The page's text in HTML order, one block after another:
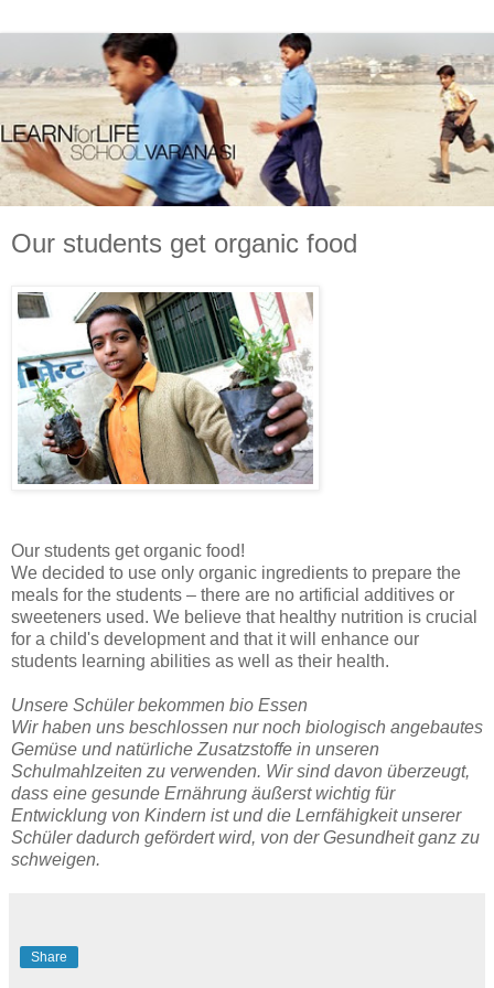
Our students get organic food
Our students get organic food!
We decided to use only organic ingredients to prepare the
meals for the students – there are no artificial additives or
sweeteners used. We believe that healthy nutrition is crucial
for a child's development and that it will enhance our
students learning abilities as well as their health.
Unsere Schüler bekommen bio Essen
Wir haben uns beschlossen nur noch biologisch angebautes
Gemüse und natürliche Zusatzstoffe in unseren
Schulmahlzeiten zu verwenden. Wir sind davon überzeugt,
dass eine gesunde Ernährung äußerst wichtig für
Entwicklung von Kindern ist und die Lernfähigkeit unserer
Schüler dadurch gefördert wird, von der Gesundheit ganz zu
schweigen.
Share